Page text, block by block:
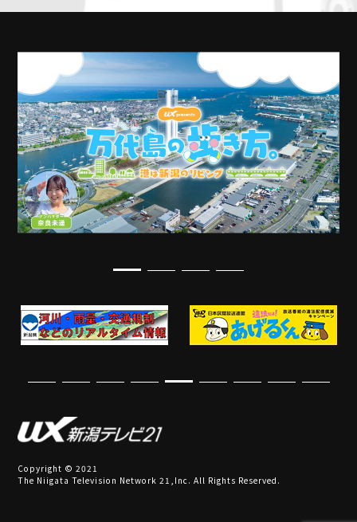
Copyright © 2021
The Niigata Television Network 21,Inc. All Rights Reserved.